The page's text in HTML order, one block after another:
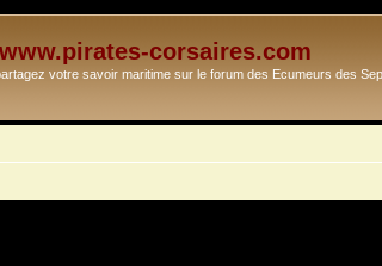
corsaires.com
votre savoir maritime sur le forum des Ecumeurs des